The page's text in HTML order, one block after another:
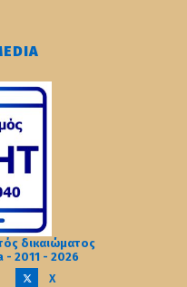
δικαιώματος
- 2011 - 2026
X